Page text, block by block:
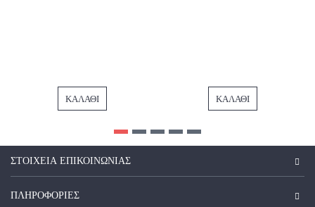
ΚΑΛΆΘΙ ΚΑΛΆΘΙ
ΣΤΟΙΧΕΊΑ ΕΠΙΚΟΙΝΩΝΊΑΣ
ΠΛΗΡΟΦΟΡΙΕΣ